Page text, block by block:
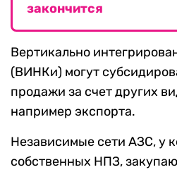
закончится
Вертикально
(ВИНКи) могут
продажи за счет других
например экспорта.
Независимые сети АЗС, у
собственных НПЗ,